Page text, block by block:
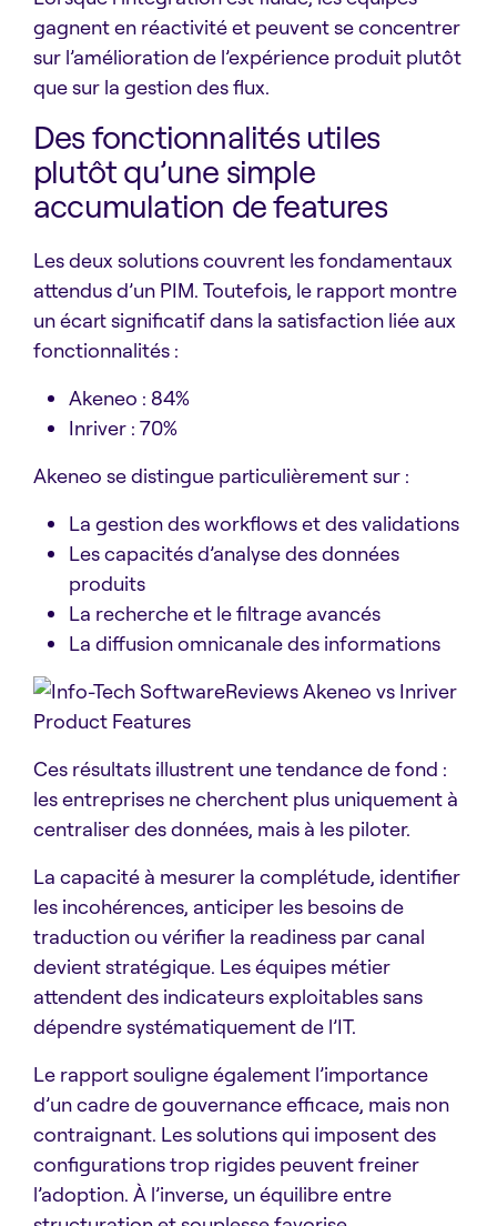
gagnent en réactivité et peuvent se concentrer
sur l’amélioration de l’expérience produit plutôt
que sur la gestion des flux.
Des fonctionnalités utiles
plutôt qu’une simple
accumulation de features
Les deux solutions couvrent les fondamentaux
attendus d’un PIM. Toutefois, le rapport montre
un écart significatif dans la satisfaction liée aux
fonctionnalités :
Akeneo : 84%
Inriver : 70%
Akeneo se distingue particulièrement sur :
La gestion des workflows et des validations
Les capacités d’analyse des données
produits
La recherche et le filtrage avancés
La diffusion omnicanale des informations
Ces résultats illustrent une tendance de fond :
les entreprises ne cherchent plus uniquement à
centraliser des données, mais à les piloter.
La capacité à mesurer la complétude, identifier
les incohérences, anticiper les besoins de
traduction ou vérifier la readiness par canal
devient stratégique. Les équipes métier
attendent des indicateurs exploitables sans
dépendre systématiquement de l’IT.
Le rapport souligne également l’importance
d’un cadre de gouvernance efficace, mais non
contraignant. Les solutions qui imposent des
configurations trop rigides peuvent freiner
l’adoption. À l’inverse, un équilibre entre